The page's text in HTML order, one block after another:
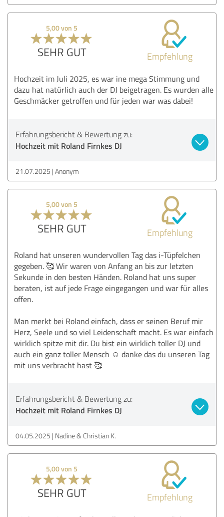
5,00 von 5
SEHR GUT Empfehlung
Hochzeit im Juli 2025, es war ine mega Stimmung und
dazu hat natürlich auch der DJ beigetragen. Es wurden alle
Geschmäcker getroffen und für jeden war was dabei!
Erfahrungsbericht & Bewertung zu:
Hochzeit mit Roland Firnkes DJ
21.07.2025 Anonym
5,00 von 5
SEHR GUT Empfehlung
Roland hat unseren wundervollen Tag das i-Tüpfelchen
gegeben. 🥰 Wir waren von Anfang an bis zur letzten
Sekunde in den besten Händen. Roland hat uns super
beraten, ist auf jede Frage eingegangen und war für alles
offen.
Man merkt bei Roland einfach, dass er seinen Beruf mir
Herz, Seele und so viel Leidenschaft macht. Es war einfach
wirklich spitze mit dir. Du bist ein wirklich toller DJ und
auch ein ganz toller Mensch ☺️ danke das du unseren Tag
mit uns verbracht hast 🥰
Erfahrungsbericht & Bewertung zu:
Hochzeit mit Roland Firnkes DJ
04.05.2025 Nadine & Christian K.
5,00 von 5
SEHR GUT Empfehlung